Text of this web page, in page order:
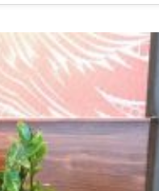
ADD TO
WISHLIST